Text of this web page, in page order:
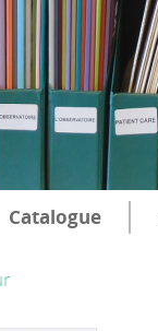
Catalogue